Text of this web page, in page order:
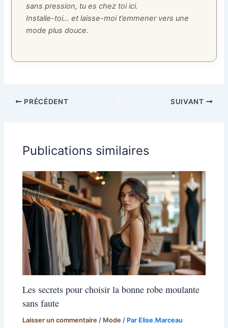
sans pression, tu es chez toi ici.
Installe-toi… et laisse-moi t’emmener vers une
mode plus douce.
PRÉCÉDENT SUIVANT
Publications similaires
Les secrets pour choisir la bonne robe moulante
sans faute
Laisser un commentaire / Mode / Par Elise.Marceau